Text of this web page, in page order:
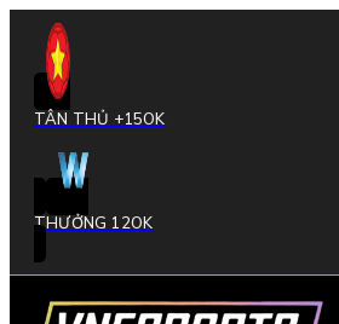
TÂN THỦ +15OK
THƯỞNG 12OK